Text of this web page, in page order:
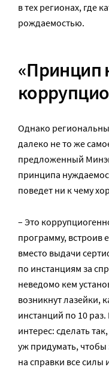
в тех регионах, где
рождаемостью.
«Принцип
Однако
далеко не то же
предложенный
принципа
поведет ни к чему
– Это
программу, встроив
вместо выдачи
по инстанциям за
неведомо кем
возникнут лазейки,
инстанций по 10
интерес: сделать
уж придумать,
на справки все силы